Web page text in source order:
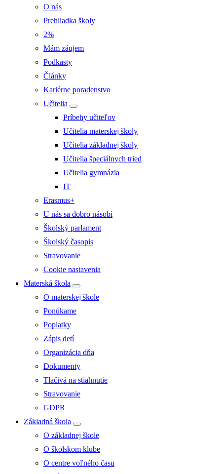
O nás
Prehliadka školy
2%
Mám záujem
Podkasty
Články
Kariérne poradenstvo
Učitelia
Príbehy učiteľov
Učitelia materskej školy
Učitelia základnej školy
Učitelia špeciálnych tried
Učitelia gymnázia
IT
Erasmus+
U nás sa dobro násobí
Školský parlament
Školský časopis
Stravovanie
Cookie nastavenia
Materská škola
O materskej škole
Ponúkame
Poplatky
Zápis detí
Organizácia dňa
Dokumenty
Tlačivá na stiahnutie
Stravovanie
GDPR
Základná škola
O základnej škole
O školskom klube
O centre voľného času